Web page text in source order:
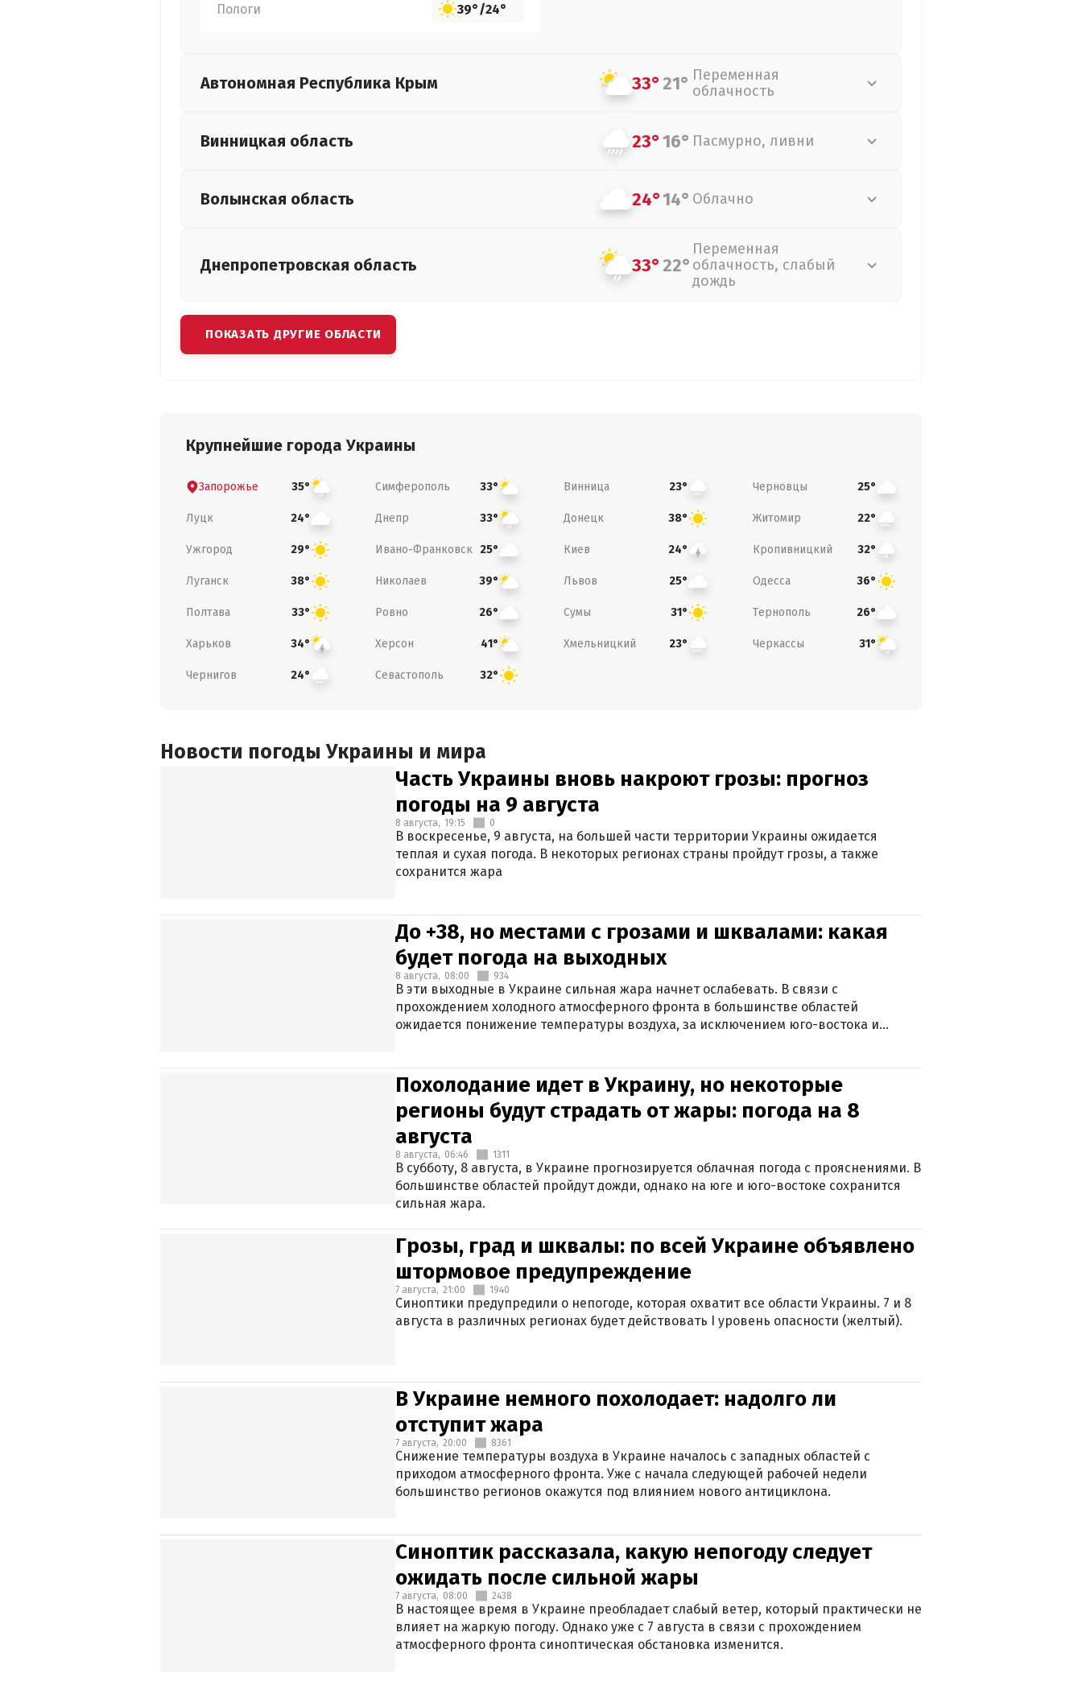
Пологи 39°/24°
Автономная Республика Крым 33°21° Переменная
облачность
Винницкая область 23°16° Пасмурно, ливни
Волынская область 24°14° Облачно
Днепропетровская область 33°22°
Переменная
облачность, слабый
дождь
ПОКАЗАТЬ ДРУГИЕ ОБЛАСТИ
Крупнейшие города Украины
Запорожье 35° Симферополь 33° Винница 23° Черновцы 25°
Луцк 24° Днепр 33° Донецк 38° Житомир 22°
Ужгород 29° Ивано-Франковск 25° Киев 24° Кропивницкий 32°
Луганск 38° Николаев 39° Львов 25° Одесса 36°
Полтава 33° Ровно 26° Сумы 31° Тернополь 26°
Харьков 34° Херсон 41° Хмельницкий 23° Черкассы 31°
Чернигов 24° Севастополь 32°
Новости погоды Украины и мира
Часть Украины вновь накроют грозы: прогноз
погоды на 9 августа
8 августа, 19:15 0
В воскресенье, 9 августа, на большей части территории Украины ожидается
теплая и сухая погода. В некоторых регионах страны пройдут грозы, а также
сохранится жара
До +38, но местами с грозами и шквалами: какая
будет погода на выходных
8 августа, 08:00 934
В эти выходные в Украине сильная жара начнет ослабевать. В связи с
прохождением холодного атмосферного фронта в большинстве областей
ожидается понижение температуры воздуха, за исключением юго-востока и
Похолодание идет в Украину, но некоторые
регионы будут страдать от жары: погода на 8
августа
8 августа, 06:46 1311
В субботу, 8 августа, в Украине прогнозируется облачная погода с прояснениями. В
большинстве областей пройдут дожди, однако на юге и юго-востоке сохранится
сильная жара.
Грозы, град и шквалы: по всей Украине объявлено
штормовое предупреждение
7 августа, 21:00 1940
Синоптики предупредили о непогоде, которая охватит все области Украины. 7 и 8
августа в различных регионах будет действовать I уровень опасности (желтый).
В Украине немного похолодает: надолго ли
отступит жара
7 августа, 20:00 8361
Снижение температуры воздуха в Украине началось с западных областей с
приходом атмосферного фронта. Уже с начала следующей рабочей недели
большинство регионов окажутся под влиянием нового антициклона.
Синоптик рассказала, какую непогоду следует
ожидать после сильной жары
7 августа, 08:00 2438
В настоящее время в Украине преобладает слабый ветер, который практически не
влияет на жаркую погоду. Однако уже с 7 августа в связи с прохождением
атмосферного фронта синоптическая обстановка изменится.